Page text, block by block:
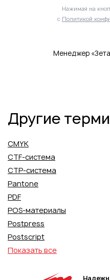
Менеджер
Нажимая на
с Политикой
Другие
CMYK
CTF-система
CTP-система
Pantone
PDF
POS-материалы
Postpress
Postscript
Показать все